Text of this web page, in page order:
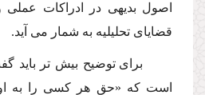
اصول بدیهى در ادراكات
قضایاى تحلیلیه به شمار مى آید.
براى توضیح بیش تر باید
است كه «حق هر كسى را به او